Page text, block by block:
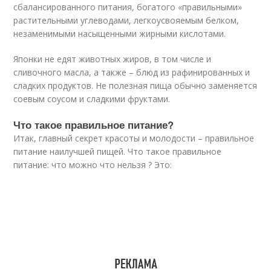
сбалансированного питания, богатого «правильными»
растительными углеводами, легкоусвояемым белком,
незаменимыми насыщенными жирными кислотами.
Японки не едят животных жиров, в том числе и
сливочного масла, а также – блюд из рафинированных и
сладких продуктов. Не полезная пища обычно заменяется
соевым соусом и сладкими фруктами.
Что такое правильное питание?
Итак, главный секрет красоты и молодости – правильное
питание наилучшей пищей. Что такое правильное
питание: что можно что нельзя ? Это: